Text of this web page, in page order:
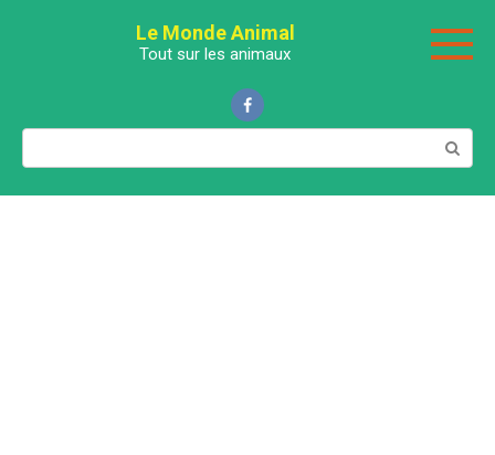
Le Monde Animal
Tout sur les animaux
Поиск: